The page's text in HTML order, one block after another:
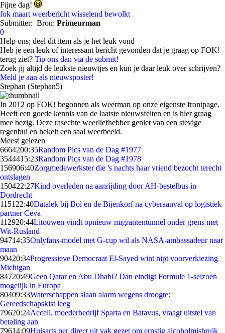
Fijne dag!
fok maart weerbericht wisselend bewolkt
Submitter: Bron: Primeurman
0
Help ons; deel dit item als je het leuk vond
Heb je een leuk of interessant bericht gevonden dat je graag op FOK!
terug ziet? Tip ons dan via de submit!
Zoek jij altijd de leukste nieuwtjes en kun je daar leuk over schrijven?
Meld je aan als nieuwsposter!
Stephan (Stephan5)
In 2012 op FOK! begonnen als weerman op onze eigenste frontpage.
Heeft een goede kennis van de laatste nieuwsfeiten en is hier graag
mee bezig. Deze rasechte weerliefhebber geniet van een stevige
regenbui en hekelt een saai weerbeeld.
Meest gelezen
6664200:35Random Pics van de Dag #1977
3544415:23Random Pics van de Dag #1978
156906:40Zorgmedewerkster die 's nachts haar vriend bezocht terecht
ontslagen
150422:27Kind overleden na aanrijding door AH-bestelbus in
Dordrecht
1151 22:40Datalek bij Bol en de Bijenkorf na cyberaanval op logistiek
partner Ceva
112920:44Litouwen vindt opnieuw migrantentunnel onder grens met
Wit-Rusland
94714:35Onlyfans-model met G-cup wil als NASA-ambassadeur naar
maan
90420:34Progressieve Democraat El-Sayed wint nipt voorverkiezing
Michigan
84720:49Geen Qatar en Abu Dhabi? Dan eindigt Formule 1-seizoen
mogelijk in Europa
80409:33Waterschappen slaan alarm wegens droogte:
Gereedschapskist leeg
79620:24Accell, moederbedrijf Sparta en Batavus, vraagt uitstel van
betaling aan
79614:09Huisarts per direct uit vak gezet om ernstig alcoholmisbruik